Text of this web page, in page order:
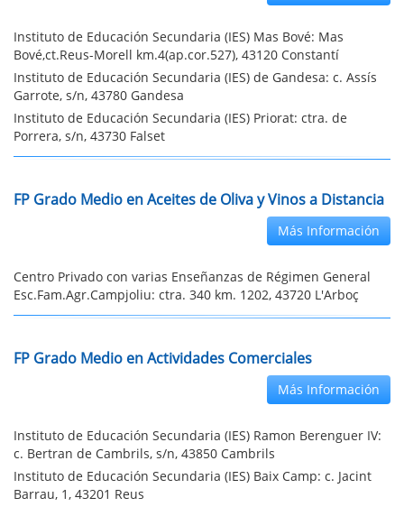
Instituto de Educación Secundaria (IES) Mas Bové: Mas
Bové,ct.Reus-Morell km.4(ap.cor.527), 43120 Constantí
Instituto de Educación Secundaria (IES) de Gandesa: c. Assís
Garrote, s/n, 43780 Gandesa
Instituto de Educación Secundaria (IES) Priorat: ctra. de
Porrera, s/n, 43730 Falset
FP Grado Medio en Aceites de Oliva y Vinos a Distancia
Más Información
Centro Privado con varias Enseñanzas de Régimen General
Esc.Fam.Agr.Campjoliu: ctra. 340 km. 1202, 43720 L'Arboç
FP Grado Medio en Actividades Comerciales
Más Información
Instituto de Educación Secundaria (IES) Ramon Berenguer IV:
c. Bertran de Cambrils, s/n, 43850 Cambrils
Instituto de Educación Secundaria (IES) Baix Camp: c. Jacint
Barrau, 1, 43201 Reus